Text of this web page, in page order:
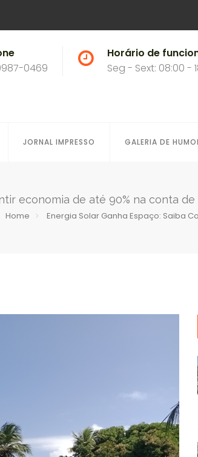
0469
Horário de
Seg - Sext: 08:00 -
JORNAL IMPRESSO GALERIA DE
economia de até 90% na conta de
Home Energia Solar Ganha Espaço: Saiba